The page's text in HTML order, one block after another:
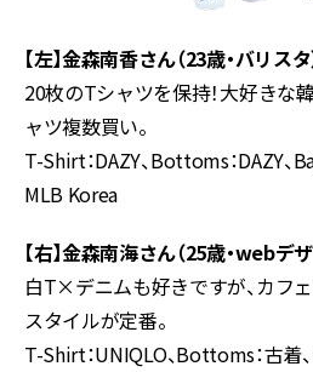
【左】金森南香さん（23歳・バリスタ
20枚のTシャツを保持！大好きな
ャツ複数買い。
T-Shirt：DAZY、Bottoms：DAZY、
MLB Korea
【右】金森南海さん（25歳・webデ
白T×デニムも好きですが、カフ
スタイルが定番。
T-Shirt：UNIQLO、Bottoms：古着